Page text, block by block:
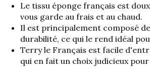
Le tissu éponge français est
vous garde au frais et au chaud.
Il est principalement composé
durabilité, ce qui le rend idéal
Terry le Français est facile
qui en fait un choix judicieux